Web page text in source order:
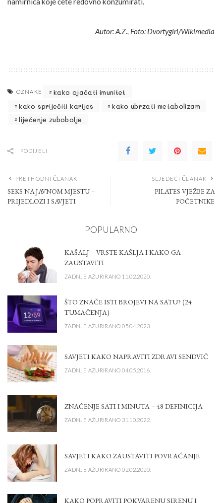
Autor: A.Z., Foto: Dvortygirl/Wikimedia
OZNAKE
kako ojačati imunitet
kako spriječiti karijes
kako ubrzati metabolizam
liječenje zubobolje
PODIJELI
PRETHODNI ČLANAK
SEKS NA JAVNOM MJESTU –
PRIJEDLOZI I SAVJETI
SLJEDEĆI ČLANAK
PILATES VJEŽBE ZA
POČETNIKE
POPULARNO
KAŠALJ – VRSTE KAŠLJA I KAKO GA
ZAUSTAVITI
ZADNJE AŽURIRANO 11.02.2020.
ŠTO ZNAČE ISTI BROJEVI NA SATU? (24
TUMAČENJA)
ZADNJE AŽURIRANO 05.04.2023.
SAVJETI KAKO NAPRAVITI ZDRAVI SENDVIČ
ZADNJE AŽURIRANO 04.05.2016.
ZNAČENJE SATI I MINUTA – 48 DEFINICIJA
ZADNJE AŽURIRANO 31.10.2022.
SAVJETI KAKO ZAUSTAVITI POVRAĆANJE
ZADNJE AŽURIRANO 02.02.2020.
KAKO POPRAVITI POKVARENU SIRENU I